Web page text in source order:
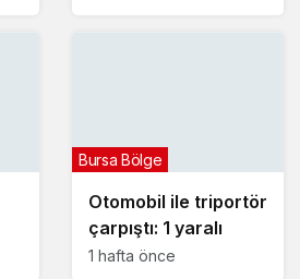
Otomobil ile triportör
çarpıştı: 1 yaralı
Bursa Bölge
1 hafta önce